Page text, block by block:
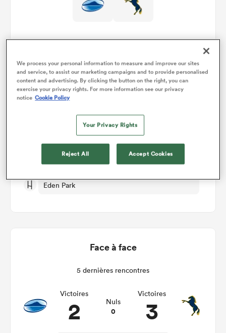
Détails du match
Demi-finale
Eden Park
Face à face
5 dernières rencontres
Victoires
2 Nuls
0
Victoires
3
We process your personal information to measure and improve our sites
and service, to assist our marketing campaigns and to provide personalised
content and advertising. By clicking the button on the right, you can
exercise your privacy rights. For more information see our privacy
notice Cookie Policy
Your Privacy Rights
Reject All Accept Cookies